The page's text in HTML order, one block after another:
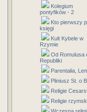
Kolegium
pontyfików - 2
Kto pierwszy
księgi
Kult Kybele w
Rzymie
Od Romulusa
Republiki
Parentalia,
Pliniusz St. o
Religie
Religie